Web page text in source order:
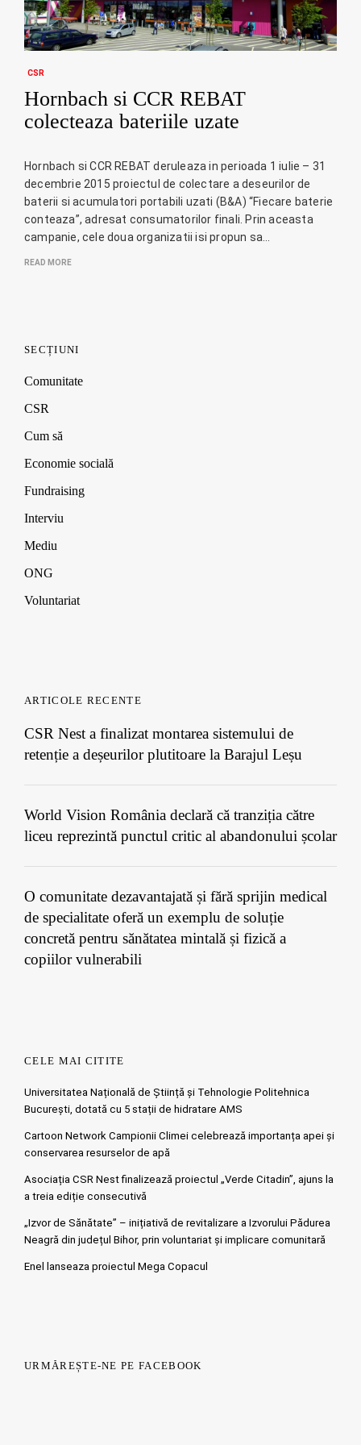
CSR
Hornbach si CCR REBAT
colecteaza bateriile uzate
Hornbach si CCR REBAT deruleaza in perioada 1 iulie – 31
decembrie 2015 proiectul de colectare a deseurilor de
baterii si acumulatori portabili uzati (B&A) “Fiecare baterie
conteaza”, adresat consumatorilor finali. Prin aceasta
campanie, cele doua organizatii isi propun sa…
READ MORE
SECȚIUNI
Comunitate
CSR
Cum să
Economie socială
Fundraising
Interviu
Mediu
ONG
Voluntariat
ARTICOLE RECENTE
CSR Nest a finalizat montarea sistemului de
retenție a deșeurilor plutitoare la Barajul Leșu
World Vision România declară că tranziția către
liceu reprezintă punctul critic al abandonului școlar
O comunitate dezavantajată și fără sprijin medical
de specialitate oferă un exemplu de soluție
concretă pentru sănătatea mintală și fizică a
copiilor vulnerabili
CELE MAI CITITE
Universitatea Națională de Știință și Tehnologie Politehnica
București, dotată cu 5 stații de hidratare AMS
Cartoon Network Campionii Climei celebrează importanța apei și
conservarea resurselor de apă
Asociația CSR Nest finalizează proiectul „Verde Citadin”, ajuns la
a treia ediție consecutivă
„Izvor de Sănătate” – inițiativă de revitalizare a Izvorului Pădurea
Neagră din județul Bihor, prin voluntariat și implicare comunitară
Enel lanseaza proiectul Mega Copacul
URMĂREȘTE-NE PE FACEBOOK